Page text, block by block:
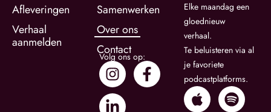
Afleveringen
Verhaal
aanmelden
Samenwerken
Over ons
Contact
Volg ons op:
Elke maandag een
gloednieuw
verhaal.
Te beluisteren via al
je favoriete
podcastplatforms.